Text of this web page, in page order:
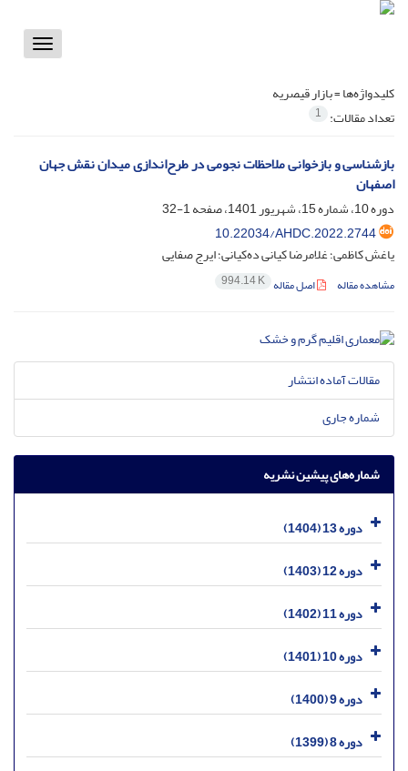
Toggle
کلیدواژه‌ها =بازار قیصریه
تعداد مقالات: 1
بازشناسی و بازخوانی ملاحظات نجومی در طرح‌اندازی میدان نقش جهان
اصفهان
دوره 10، شماره 15، شهریور 1401، صفحه
1-32
10.22034/AHDC.2022.2744
یاغش کاظمی؛ غلامرضا کیانی ده‌کیانی؛ ایرج صفایی
مشاهده مقاله اصل مقاله 994.14 K
مقالات آماده انتشار
شماره جاری
شماره‌های پیشین نشریه
دوره 13 (1404)
دوره 12 (1403)
دوره 11 (1402)
دوره 10 (1401)
دوره 9 (1400)
دوره 8 (1399)